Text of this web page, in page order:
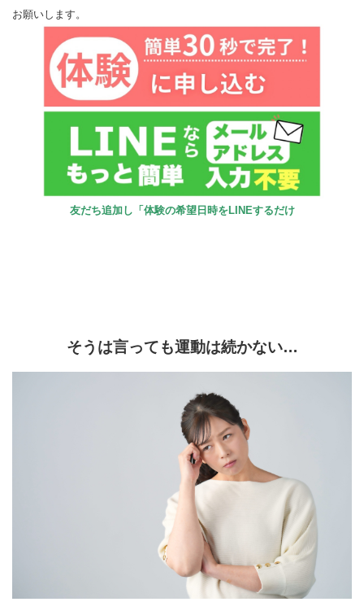
お願いします。
友だち追加し「体験の希望日時をLINEするだけ
そうは言っても運動は続かない…